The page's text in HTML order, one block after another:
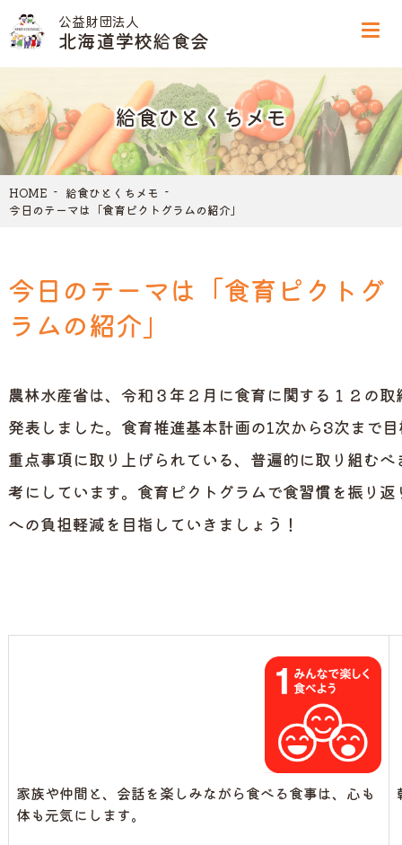
公益財団法人
北海道学校給食会
給食ひとくちメモ
HOME
給食ひとくちメモ
今日のテーマは「食育ピクトグラムの紹介」
今日のテーマは「食育ピクトグ
ラムの紹介」
農林水産省は、令和３年２月に食育に関する１２の
発表しました。食育推進基本計画の1次から3次まで
重点事項に取り上げられている、普遍的に取り組む
考にしています。食育ピクトグラムで食習慣を振り
への負担軽減を目指していきましょう！
家族や仲間と、会話を楽しみながら食べる食事は、心も
体も元気にします。